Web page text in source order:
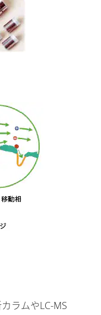
ラムやLC-MS